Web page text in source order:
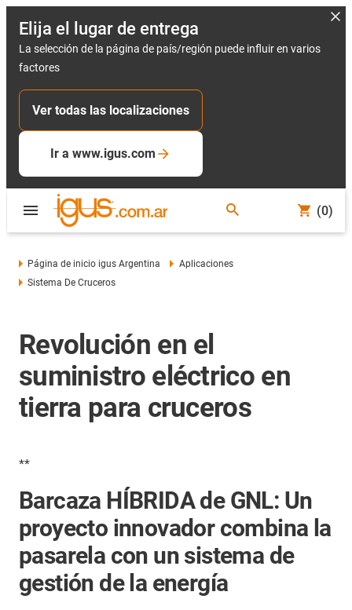
Elija el lugar de entrega
La selección de la página de país/región puede influir en varios
factores
Ver todas las localizaciones
Ir a www.igus.com
(0)
Página de inicio igus Argentina
Aplicaciones
Sistema De Cruceros
Revolución en el
suministro eléctrico en
tierra para cruceros
**
Barcaza HÍBRIDA de GNL: Un
proyecto innovador combina la
pasarela con un sistema de
gestión de la energía